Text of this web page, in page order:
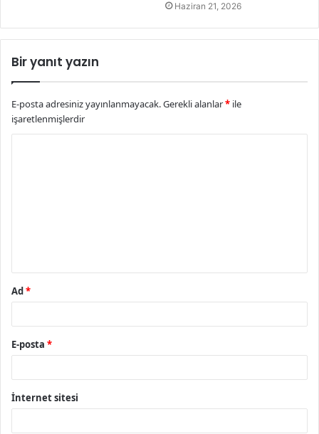
Haziran 21, 2026
Bir yanıt yazın
E-posta adresiniz yayınlanmayacak.Gerekli alanlar* ile
işaretlenmişlerdir
Ad*
E-posta *
İnternet sitesi